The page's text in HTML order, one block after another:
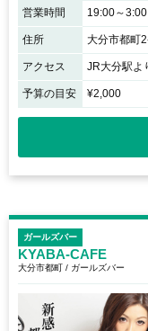
営業時間 19:00～3:00
住所 大分市都町
アクセス JR大分駅よ
予算の目安 ¥2,000
ガールズバー
KYABA-CAFE
大分市都町 / ガールズバー